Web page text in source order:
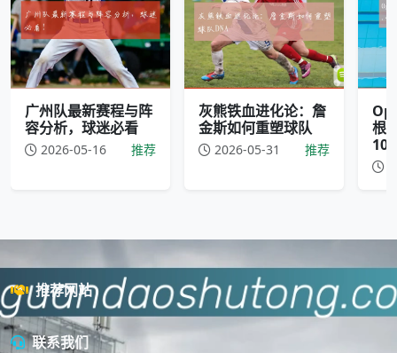
广州队最新赛程与阵
容分析，球迷必看
2026-05-16 推荐
灰熊铁血进化论：詹
金斯如何重塑球队
2026-05-31 推荐
根
推荐网站
联系我们